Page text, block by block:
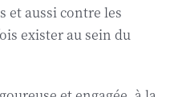
et aussi contre les
exister au sein du